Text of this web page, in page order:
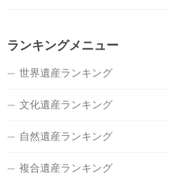
ランキングメニュー
世界遺産ランキング
文化遺産ランキング
自然遺産ランキング
複合遺産ランキング